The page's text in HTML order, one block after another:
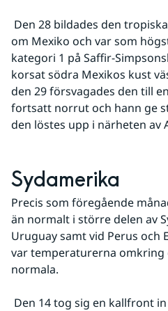
om Mexiko och var som
kategori 1 på Saffir-
korsat södra Mexikos kust
den 29 försvagades den till
fortsatt norrut och hann ge
den löstes upp i närheten av
Sydamerika
Precis som föregående
än normalt i större delen av
Uruguay samt vid Perus och
var temperaturerna omkring
normala.